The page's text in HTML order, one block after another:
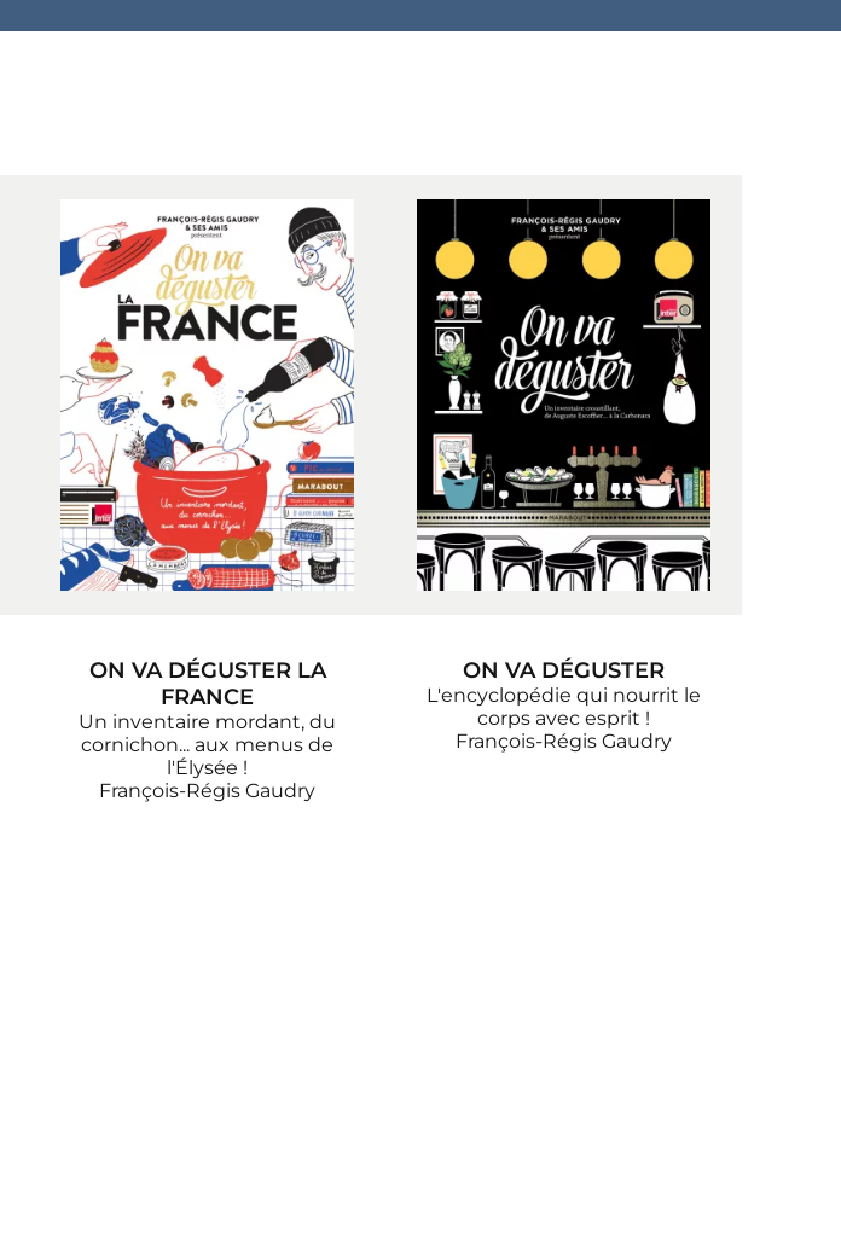
ON VA DÉGUSTER LA
FRANCE
Un inventaire mordant, du
cornichon... aux menus de
l'Élysée !
François-Régis Gaudry
ON VA DÉGUSTER
L'encyclopédie qui nourrit le
corps avec esprit !
François-Régis Gaudry